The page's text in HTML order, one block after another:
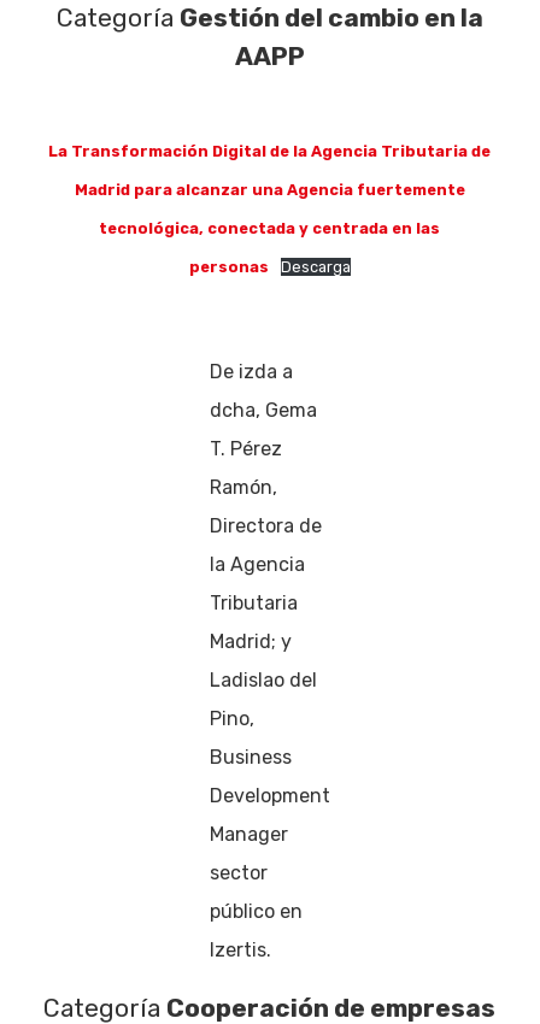
Categoría Gestión del cambio en la
AAPP
La Transformación Digital de la Agencia Tributaria de
Madrid para alcanzar una Agencia fuertemente
tecnológica, conectada y centrada en las
personas Descarga
De izda a
dcha, Gema
T. Pérez
Ramón,
Directora de
la Agencia
Tributaria
Madrid; y
Ladislao del
Pino,
Business
Development
Manager
sector
público en
Izertis.
Categoría Cooperación de empresas